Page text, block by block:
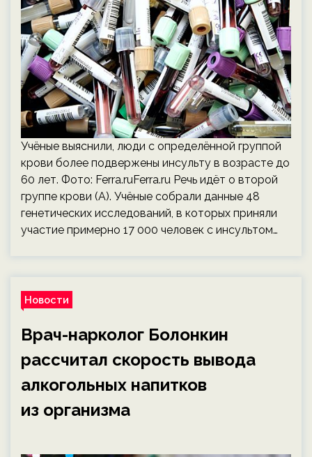
Учёные выяснили, люди с определённой группой
крови более подвержены инсульту в возрасте до
60 лет. Фото: Ferra.ruFerra.ru Речь идёт о второй
группе крови (A). Учёные собрали данные 48
генетических исследований, в которых приняли
участие примерно 17 000 человек с инсультом…
Новости
Врач-нарколог Болонкин
рассчитал скорость вывода
алкогольных напитков
из организма